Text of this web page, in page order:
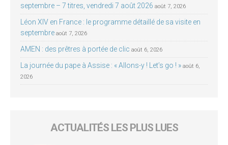
septembre – 7 titres, vendredi 7 août 2026 août 7, 2026
Léon XIV en France : le programme détaillé de sa visite en
septembre août 7, 2026
AMEN : des prêtres à portée de clic août 6, 2026
La journée du pape à Assise : « Allons-y ! Let’s go ! » août 6,
2026
ACTUALITÉS LES PLUS LUES